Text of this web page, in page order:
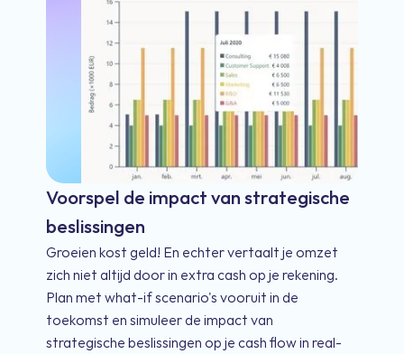
Voorspel de impact van strategische
beslissingen
Groeien kost geld! En echter vertaalt je omzet
zich niet altijd door in extra cash op je rekening.
Plan met what-if scenario's vooruit in de
toekomst en simuleer de impact van
strategische beslissingen op je cash flow in real-